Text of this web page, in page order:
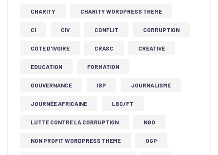
CHARITY CHARITY WORDPRESS THEME
CI CIV CONFLIT CORRUPTION
COTE D'IVOIRE CRASC CREATIVE
EDUCATION FORMATION
GOUVERNANCE IBP JOURNALISME
JOURNÉE AFRICAINE LBC/FT
LUTTE CONTRE LA CORRUPTION NGO
NON PROFIT WORDPRESS THEME OGP